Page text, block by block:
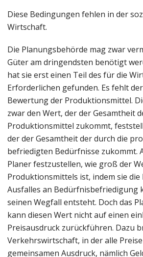
Diese Bedingungen fehlen in der
Wirtschaft.
Die Planungsbehörde mag zwar
Güter am dringendsten benötigt
hat sie erst einen Teil des für die
Erforderlichen gefunden. Es fehlt
Bewertung der Produktionsmittel.
zwar den Wert, der der Gesamtheit
Produktionsmittel zukommt,
der der Gesamtheit der durch die
befriedigten Bedürfnisse zukommt.
Planer festzustellen, wie groß der
Produktionsmittels ist, indem sie die
Ausfalles an Bedürfnisbefriedigung
seinen Wegfall entsteht. Doch das
kann diesen Wert nicht auf einen
Preisausdruck zurückführen. Dazu
Verkehrswirtschaft, in der alle
gemeinsamen Ausdruck, nämlich